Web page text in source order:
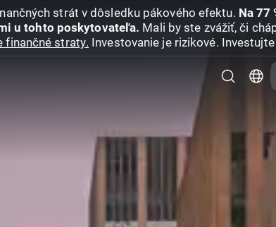
strát v dôsledku pákového efektu. Na 77
u tohto poskytovateľa. Mali by ste zvážiť, či
finančné straty. Investovanie je rizikové.